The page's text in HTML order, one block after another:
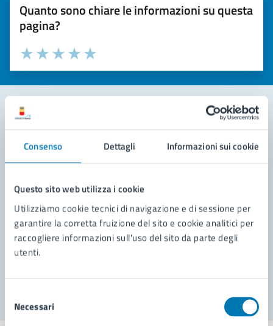
Consenso Dettagli Informazioni sui cookie
Questo sito web utilizza i cookie
Utilizziamo cookie tecnici di navigazione e di sessione per
garantire la corretta fruizione del sito e cookie analitici per
raccogliere informazioni sull'uso del sito da parte degli
utenti.
delNecessari
Quanto sono chiare le informazioni su questa
pagina?
Valuta la chiarezza delle informazioni (da 1 a 5 stelle)
Seleziona il numero di stelle per valutare la chiarezza delle
Valuta 5 stelle su 5
Valuta 4 stelle su 5
Valuta 3 stelle su 5
Valuta 2 stelle su 5
Valuta 1 stelle su 5
Leggi le domande frequenti
Richiedi assistenza
Prenota appuntamento
Problemi in città